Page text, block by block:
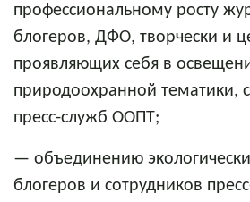
профессиональному росту
блогеров, ДФО, творчески и
проявляющих себя в
природоохранной тематики,
пресс-служб ООПТ;
— объединению
блогеров и сотрудников